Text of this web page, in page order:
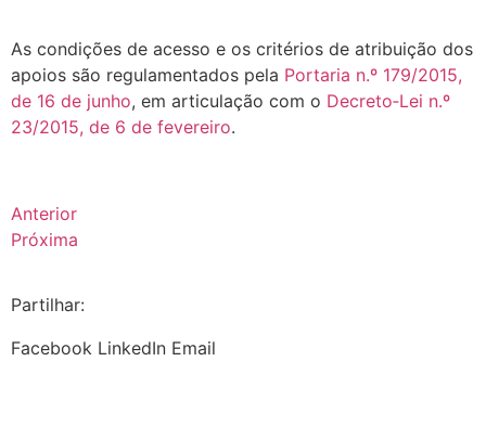
As condições de acesso e os critérios de atribuição dos
apoios são regulamentados pela Portaria n.º 179/2015,
de 16 de junho, em articulação com o Decreto‑Lei n.º
23/2015, de 6 de fevereiro.
Anterior
Próxima
Partilhar:
Facebook LinkedIn Email